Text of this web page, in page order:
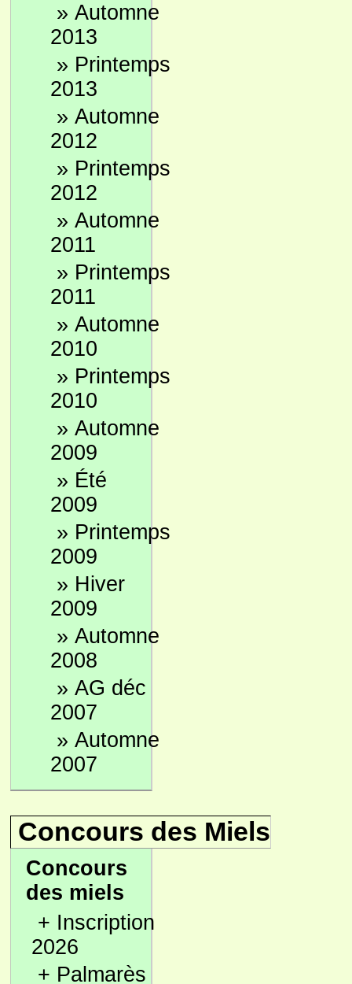
» Automne
2013
» Printemps
2013
» Automne
2012
» Printemps
2012
» Automne
2011
» Printemps
2011
» Automne
2010
» Printemps
2010
» Automne
2009
» Été
2009
» Printemps
2009
» Hiver
2009
» Automne
2008
» AG déc
2007
» Automne
2007
Concours des Miels
Concours
des miels
+ Inscription
2026
+ Palmarès